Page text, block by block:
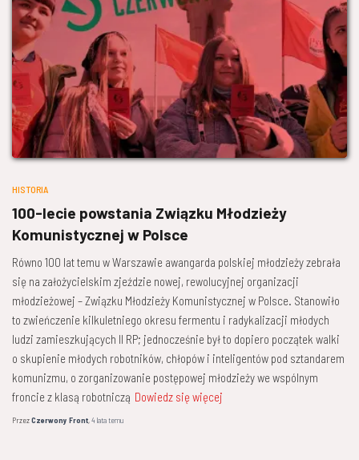
HISTORIA
100-lecie powstania Związku Młodzieży
Komunistycznej w Polsce
Równo 100 lat temu w Warszawie awangarda polskiej młodzieży zebrała
się na założycielskim zjeździe nowej, rewolucyjnej organizacji
młodzieżowej – Związku Młodzieży Komunistycznej w Polsce. Stanowiło
to zwieńczenie kilkuletniego okresu fermentu i radykalizacji młodych
ludzi zamieszkujących II RP; jednocześnie był to dopiero początek walki
o skupienie młodych robotników, chłopów i inteligentów pod sztandarem
komunizmu, o zorganizowanie postępowej młodzieży we wspólnym
froncie z klasą robotniczą Dowiedz się więcej
PrzezCzerwony Front,4 latatemu